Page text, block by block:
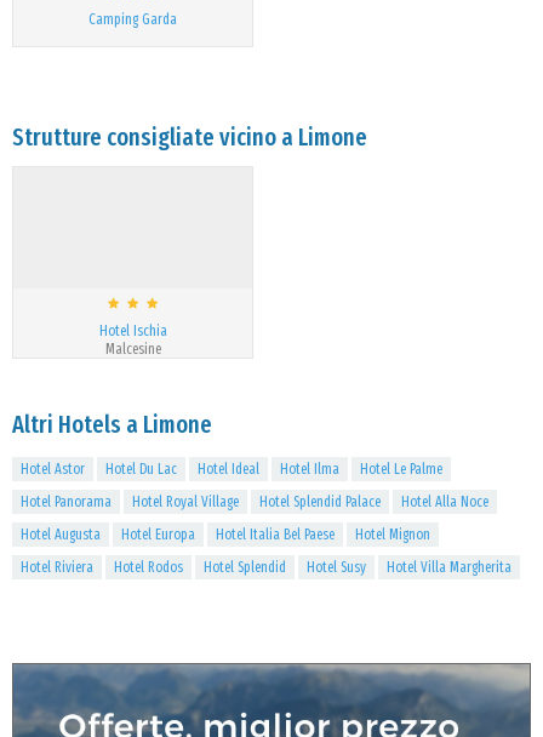
Camping Garda
Strutture consigliate vicino a Limone
Hotel Ischia
Malcesine
Altri Hotels a Limone
Hotel Astor Hotel Du Lac Hotel Ideal Hotel Ilma
Hotel Le Palme
Hotel Panorama
Hotel Royal Village Hotel Splendid Palace
Hotel Alla Noce
Hotel Augusta
Hotel Europa Hotel Italia Bel Paese
Hotel Mignon
Hotel Riviera
Hotel Rodos Hotel Splendid Hotel Susy Hotel Villa Margherita